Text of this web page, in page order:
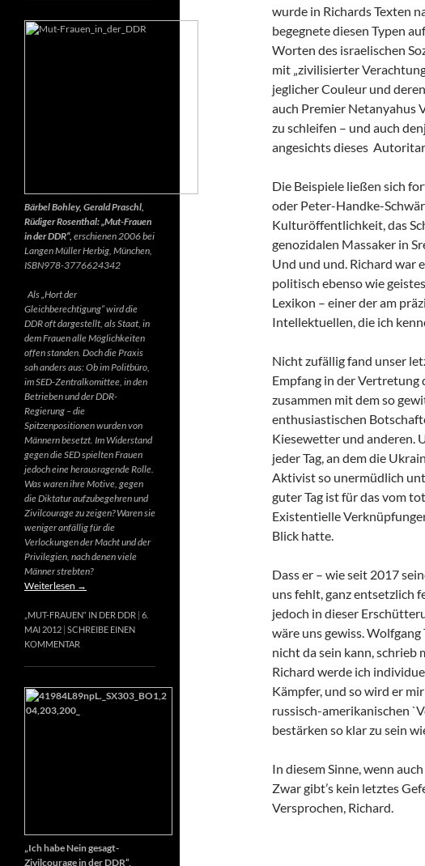
wurde in Richards Texten
begegnete diesen Typen
Worten des israelischen
mit „zivilisierter
jeglicher Couleur und
auch Premier Netanyahus
zu schleifen – und auch
angesichts dieses
Die Beispiele ließen sich
oder Peter-Handke-
Kulturöffentlichkeit, das
genozidalen Massaker in
Und und und. Richard war
politisch ebenso wie
Lexikon – einer der am
Intellektuellen, die ich
Nicht zufällig fand unser
Empfang in der Vertretung
zusammen mit dem so
enthusiastischen
Kiesewetter und anderen.
jeder Tag, an dem die
Aktivist so unermüdlich
guter Tag ist für das vom
Existentielle
Blick hatte.
Dass er – wie seit 2017
uns fehlt, ganz entsetzlich
jedoch in dieser
wäre uns gewiss.
nicht da sein kann, schrieb
Richard werde ich
Kämpfer, und so wird er
russisch-amerikanischen
bestärken so klar zu sein
In diesem Sinne, wenn
Zwar gibt’s kein letztes
Versprochen, Richard.
Bärbel Bohley, Gerald Praschl,
Rüdiger Rosenthal: „Mut-Frauen
in der DDR“, erschienen 2006 bei
Langen Müller Herbig, München,
ISBN978-3776624342
Als „Hort der
Gleichberechtigung“ wird die
DDR oft dargestellt, als Staat, in
dem Frauen alle Möglichkeiten
offen standen. Doch die Praxis
sah anders aus: Ob im Politbüro,
im SED-Zentralkomittee, in den
Betrieben und der DDR-
Regierung – die
Spitzenpositionen wurden von
Männern besetzt. Im Widerstand
gegen die SED spielten Frauen
jedoch eine herausragende Rolle.
Was waren ihre Motive, gegen
die Diktatur aufzubegehren und
Zivilcourage zu zeigen? Waren sie
weniger anfällig für die
Verlockungen der Macht und der
Privilegien, nach denen viele
Männer strebten?
Weiterlesen →
„MUT-FRAUEN“ IN DER DDR 6.
MAI 2012 SCHREIBE EINEN
KOMMENTAR
„Ich habe Nein gesagt-
Zivilcourage in der DDR“,